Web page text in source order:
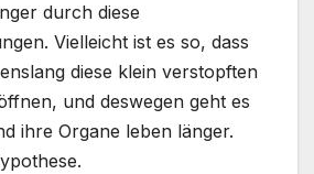
durch diese
Vielleicht ist es so, dass
diese klein verstopften
und deswegen geht es
ihre Organe leben länger.